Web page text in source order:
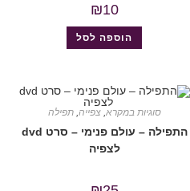
₪10
הוספה לסל
סוגיות במקרא,צפייה,תפילה
התפילה – עולם פנימי – סרט dvd
לצפיה